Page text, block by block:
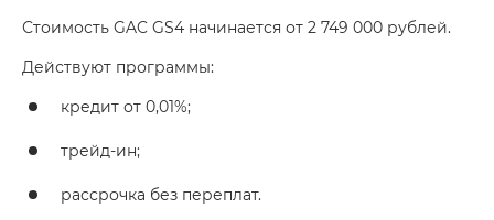
Стоимость GAC GS4 начинается от 2 749 000 рублей.
Действуют программы:
кредит от 0,01%;
трейд-ин;
рассрочка без переплат.